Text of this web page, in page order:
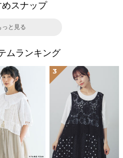
めスナップ
っと見る
ムランキング
3